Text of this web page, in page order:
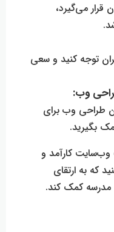
کنید و سعی
وب برای
کارآمد و
ارتقای
کمک کند.